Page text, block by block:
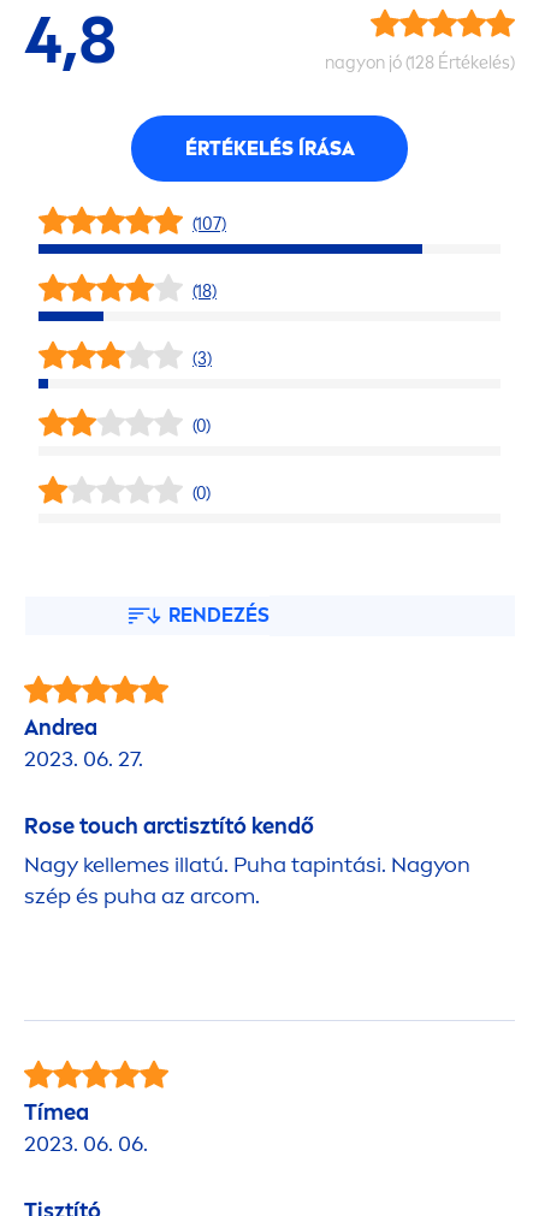
4,8 nagyon jó (128 Értékelés)
ÉRTÉKELÉS ÍRÁSA
(107)
(18)
(3)
(0)
(0)
RENDEZÉS
Andrea
2023. 06. 27.
Rosetouch arctisztító kendő
Nagy kellemes illatú. Puha tapintási. Nagyon
szép és puha az arcom.
Tímea
2023. 06. 06.